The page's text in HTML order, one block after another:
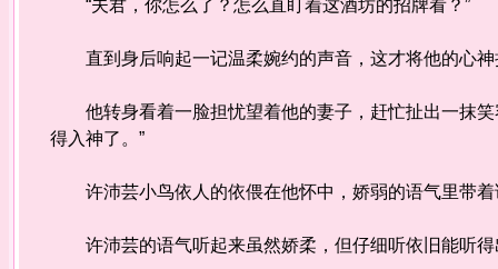
“夫君，你怎么了？怎么直盯着这酒坊的招牌看？”
直到身后响起一记温柔婉约的声音，这才将他的心神
他转身看着一脸担忧望着他的妻子，赶忙扯出一抹笑
得入神了。”
许沛芸小鸟依人的依偎在他怀中，娇弱的语气里带着
许沛芸的语气听起来虽然娇柔，但仔细听依旧能听得